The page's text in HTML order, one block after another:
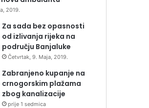
2019.
Za sada bez opasnosti
od izlivanja rijeka na
području Banjaluke
Četvrtak, 9. Maja, 2019.
Zabranjeno kupanje na
crnogorskim plažama
zbog kanalizacije
prije 1 sedmica